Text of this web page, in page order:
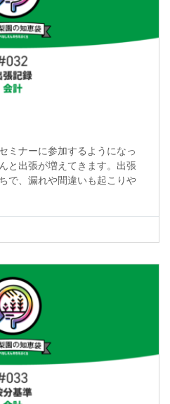
ミナーに参加するようになっ
と出張が増えてきます。出張
で、漏れや間違いも起こりや